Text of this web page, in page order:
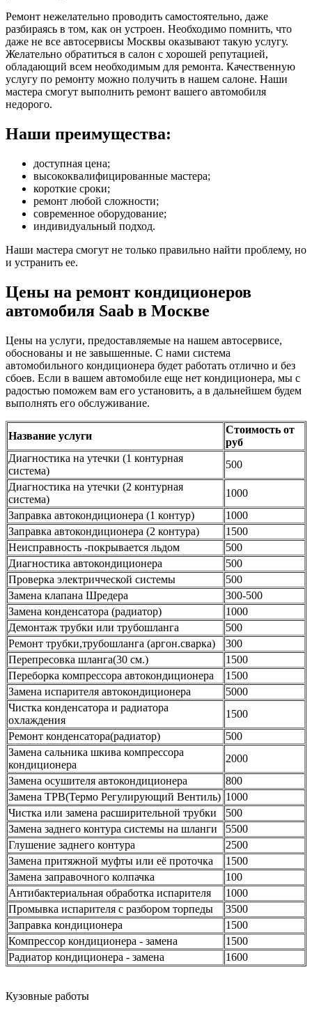
Ремонт нежелательно проводить самостоятельно, даже
разбираясь в том, как он устроен. Необходимо помнить, что
даже не все автосервисы Москвы оказывают такую услугу.
Желательно обратиться в салон с хорошей репутацией,
обладающий всем необходимым для ремонта. Качественную
услугу по ремонту можно получить в нашем салоне. Наши
мастера смогут выполнить ремонт вашего автомобиля
недорого.
Наши преимущества:
доступная цена;
высококвалифицированные мастера;
короткие сроки;
ремонт любой сложности;
современное оборудование;
индивидуальный подход.
Наши мастера смогут не только правильно найти проблему, но
и устранить ее.
Цены на ремонт кондиционеров
автомобиля Saab в Москве
Цены на услуги, предоставляемые на нашем автосервисе,
обоснованы и не завышенные. С нами система
автомобильного кондиционера будет работать отлично и без
сбоев. Если в вашем автомобиле еще нет кондиционера, мы с
радостью поможем вам его установить, а в дальнейшем будем
выполнять его обслуживание.
Название услуги
Стоимость от
руб
Диагностика на утечки (1 контурная
система)
500
Диагностика на утечки (2 контурная
система)
1000
Заправка автокондиционера (1 контур)
1000
Заправка автокондиционера (2 контура)
1500
Неисправность -покрывается льдом
500
Диагностика автокондиционера
500
Проверка электричческой системы
500
Замена клапана Шредера
300-500
Замена конденсатора (радиатор)
1000
Демонтаж трубки или трубошланга
500
Ремонт трубки,трубошланга (аргон.сварка)
300
Перепресовка шланга(30 см.)
1500
Переборка компрессора автокондиционера
1500
Замена испарителя автокондиционера
5000
Чистка конденсатора и радиатора
охлаждения
1500
Ремонт конденсатора(радиатор)
500
Замена сальника шкива компрессора
кондиционера
2000
Замена осушителя автокондиционера
800
Замена ТРВ(Термо Регулирующий Вентиль) 1000
Чистка или замена расширительной трубки
500
Замена заднего контура системы на шланги
5500
Глушение заднего контура
2500
Замена притяжной муфты или её проточка
1500
Замена заправочного колпачка
100
Антибактериальная обработка испарителя
1000
Промывка испарителя с разбором торпеды
3500
Заправка кондиционера
1500
Компрессор кондиционера - замена
1500
Радиатор кондиционера - замена
1600
Кузовные работы